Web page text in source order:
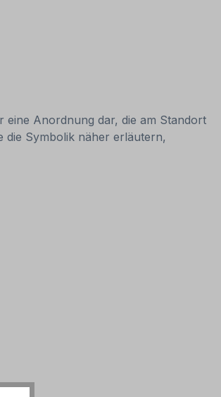
Anordnung dar, die am Standort
die Symbolik näher erläutern,